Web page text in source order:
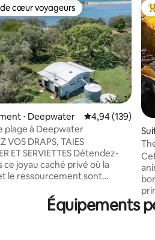
cœur voyageurs les plus appréciés
cœur voyageurs
⋅ Deepwater Évaluation
4,94 (139)
plage à Deepwater
VOS DRAPS, TAIES
SERVIETTES Détendez-
ce joyau caché privé où la
le ressourcement sont
sans fin. Et pour ceux qui
vous pouvez mettre
Équipements